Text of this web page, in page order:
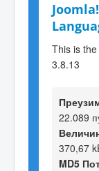
This is
3.8.13
22.089
370,67
MD5